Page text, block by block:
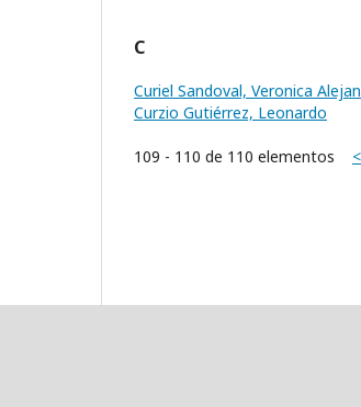
C
Curiel Sandoval, Veronica
Curzio Gutiérrez, Leonardo
109 - 110 de 110 elementos